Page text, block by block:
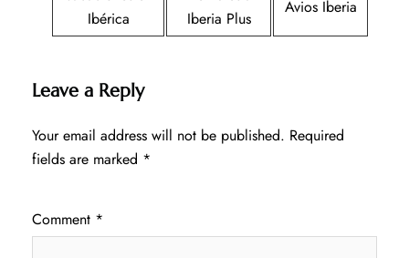
Ibérica
Iberia Plus
Avios Iberia
Leave a Reply
Your email address will not be published. Required
fields are marked *
Comment *